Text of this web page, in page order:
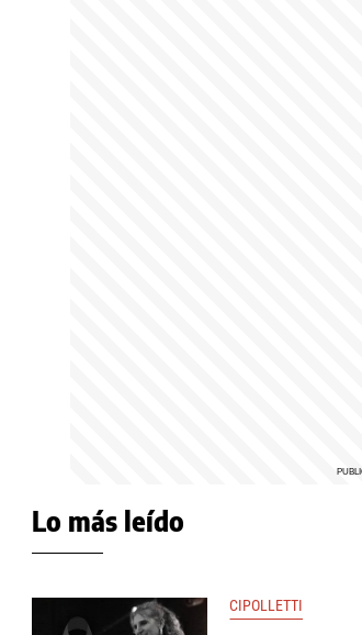
Lo más leído
CIPOLLETTI